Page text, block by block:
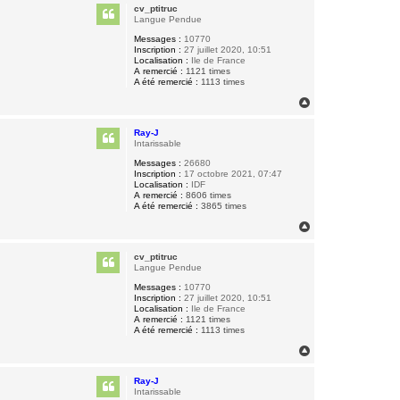
cv_ptitruc
Langue Pendue
Messages : 10770
Inscription : 27 juillet 2020, 10:51
Localisation : Ile de France
A remercié : 1121 times
A été remercié : 1113 times
Ray-J
Intarissable
Messages : 26680
Inscription : 17 octobre 2021, 07:47
Localisation : IDF
A remercié : 8606 times
A été remercié : 3865 times
cv_ptitruc
Langue Pendue
Messages : 10770
Inscription : 27 juillet 2020, 10:51
Localisation : Ile de France
A remercié : 1121 times
A été remercié : 1113 times
Ray-J
Intarissable